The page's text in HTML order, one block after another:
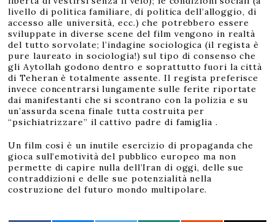
livello di politica familiare, di politica dell’alloggio, di
accesso alle università, ecc.) che potrebbero essere
sviluppate in diverse scene del film vengono in realtà
del tutto sorvolate; l’indagine sociologica (il regista è
pure laureato in sociologia!) sul tipo di consenso che
gli Aytollah godono dentro e soprattutto fuori la città
di Teheran è totalmente assente. Il regista preferisce
invece concentrarsi lungamente sulle ferite riportate
dai manifestanti che si scontrano con la polizia e su
un’assurda scena finale tutta costruita per
“psichiatrizzare” il cattivo padre di famiglia .
Un film così è un inutile esercizio di propaganda che
gioca sull’emotività del pubblico europeo ma non
permette di capire nulla dell’Iran di oggi, delle sue
contraddizioni e delle sue potenzialità nella
costruzione del futuro mondo multipolare.